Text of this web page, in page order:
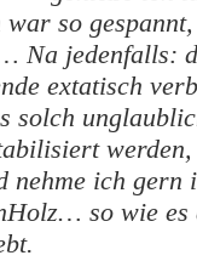
so
Na jedenfalls:
extatisch
solch
nehme ich gern
so wie es